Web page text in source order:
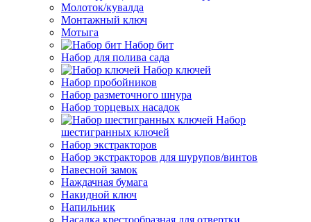
Молоток/кувалда
Монтажный ключ
Мотыга
Набор бит
Набор для полива сада
Набор ключей
Набор пробойников
Набор разметочного шнура
Набор торцевых насадок
Набор
шестигранных ключей
Набор экстракторов
Набор экстракторов для шурупов/винтов
Навесной замок
Наждачная бумага
Накидной ключ
Напильник
Насадка крестообразная для отвертки